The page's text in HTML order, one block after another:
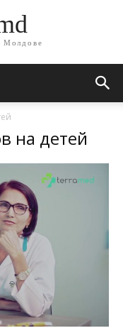
Молдове
на детей